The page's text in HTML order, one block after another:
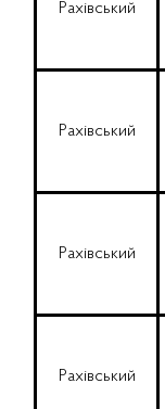
Рахівський
Рахівський
Рахівський
Рахівський